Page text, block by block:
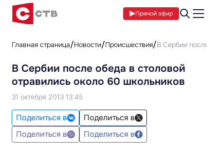
Прямой эфир
Главная страница Новости Происшествия В Сербии после
В Сербии после обеда в столовой
отравились около 60 школьников
31 октября 2013 13:45
Поделиться в
Поделиться в
Поделиться в
Поделиться в